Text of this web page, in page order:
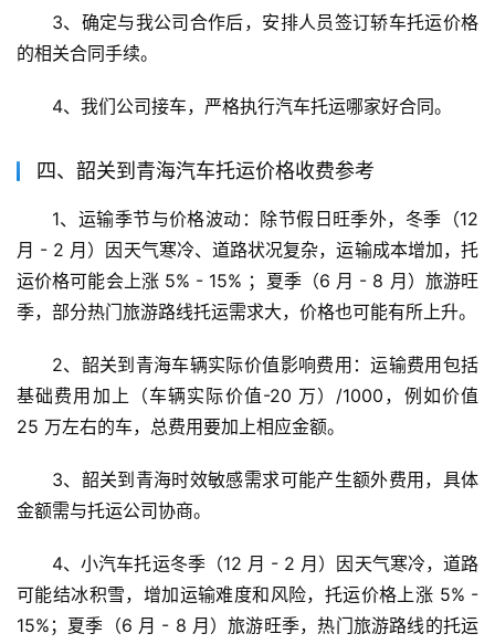
3、确定与我公司合作后，安排人员签订轿车托运价格
的相关合同手续。
4、我们公司接车，严格执行汽车托运哪家好合同。
四、韶关到青海汽车托运价格收费参考
1、运输季节与价格波动：除节假日旺季外，冬季（12
月 - 2 月）因天气寒冷、道路状况复杂，运输成本增加，托
运价格可能会上涨 5% - 15% ；夏季（6 月 - 8 月）旅游旺
季，部分热门旅游路线托运需求大，价格也可能有所上升。
2、韶关到青海车辆实际价值影响费用：运输费用包括
基础费用加上（车辆实际价值-20 万）/1000，例如价值
25 万左右的车，总费用要加上相应金额。
3、韶关到青海时效敏感需求可能产生额外费用，具体
金额需与托运公司协商。
4、小汽车托运冬季（12 月 - 2 月）因天气寒冷，道路
可能结冰积雪，增加运输难度和风险，托运价格上涨 5% -
15%；夏季（6 月 - 8 月）旅游旺季，热门旅游路线的托运